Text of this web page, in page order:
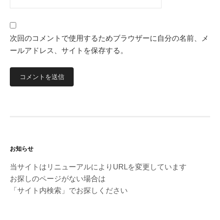
次回のコメントで使用するためブラウザーに自分の名前、メ
ールアドレス、サイトを保存する。
お知らせ
当サイトはリニューアルによりURLを変更しています
お探しのページがない場合は
「サイト内検索」でお探しください